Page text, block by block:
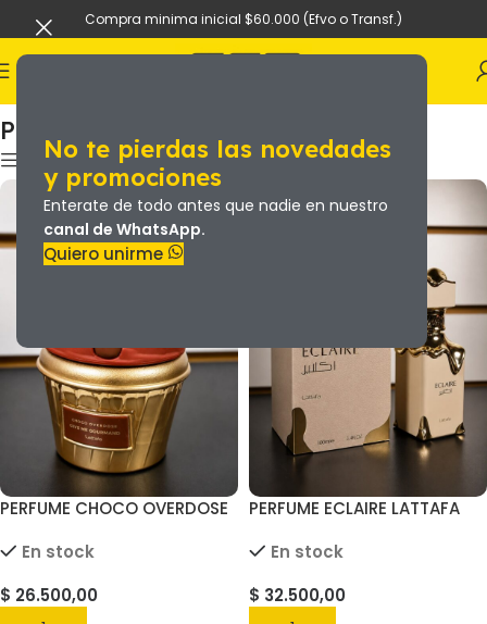
No te pierdas las novedades
y promociones
Enterate de todo antes que nadie en nuestro
canal de WhatsApp.
Quiero unirme
Compra minima inicial $60.000 (Efvo o Transf.)
PERFUMES ARABES
PERFUME CHOCO OVERDOSE
LATTAFFA 75ML
En stock
$ 26.500,00
PERFUME ECLAIRE LATTAFA
En stock
$ 32.500,00